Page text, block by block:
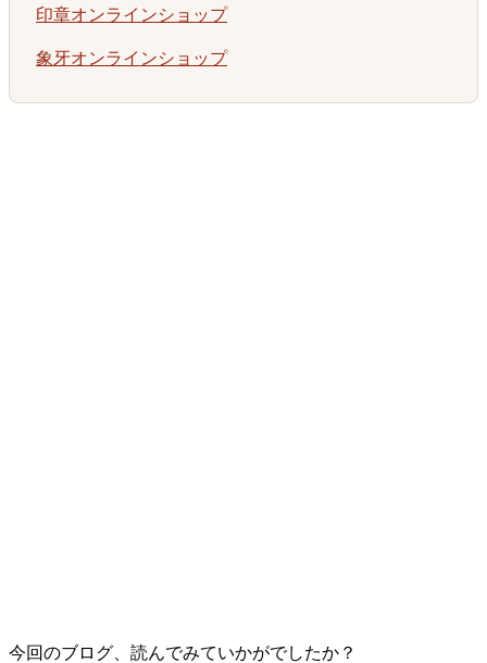
印章オンラインショップ
象牙オンラインショップ
今回のブログ、読んでみていかがでしたか？